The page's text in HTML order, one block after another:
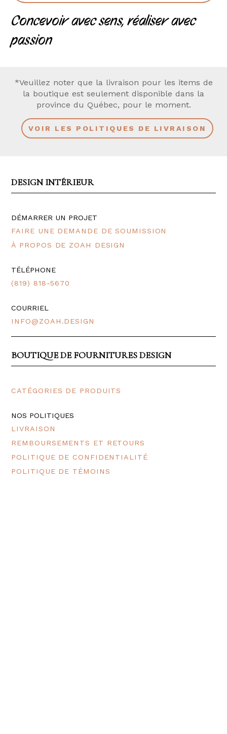
Concevoir avec sens, réaliser avec
passion
*Veuillez noter que la livraison pour les items de
la boutique est seulement disponible dans la
province du Québec, pour le moment.
VOIR LES POLITIQUES DE LIVRAISON
DESIGN INTÉRIEUR
DÉMARRER UN PROJET
FAIRE UNE DEMANDE DE SOUMISSION
À PROPOS DE ZOAH DESIGN
TÉLÉPHONE
(819) 818-5670
COURRIEL
INFO@ZOAH.DESIGN
BOUTIQUE DE FOURNITURES DESIGN
CATÉGORIES DE PRODUITS
NOS POLITIQUES
LIVRAISON
REMBOURSEMENTS ET RETOURS
POLITIQUE DE CONFIDENTIALITÉ
POLITIQUE DE TÉMOINS